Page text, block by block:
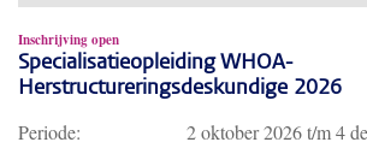
Inschrijving open
Specialisatieopleiding WHOA-
Herstructureringsdeskundige 2026
Periode: 2 oktober 2026t/m4